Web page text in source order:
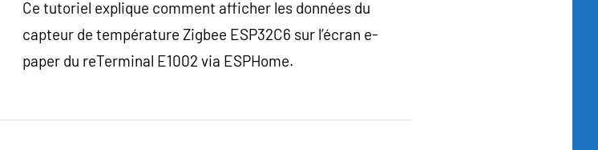
Ce tutoriel explique comment afficher les données du
capteur de température Zigbee ESP32C6 sur l’écran e-
paper du reTerminal E1002 via ESPHome.